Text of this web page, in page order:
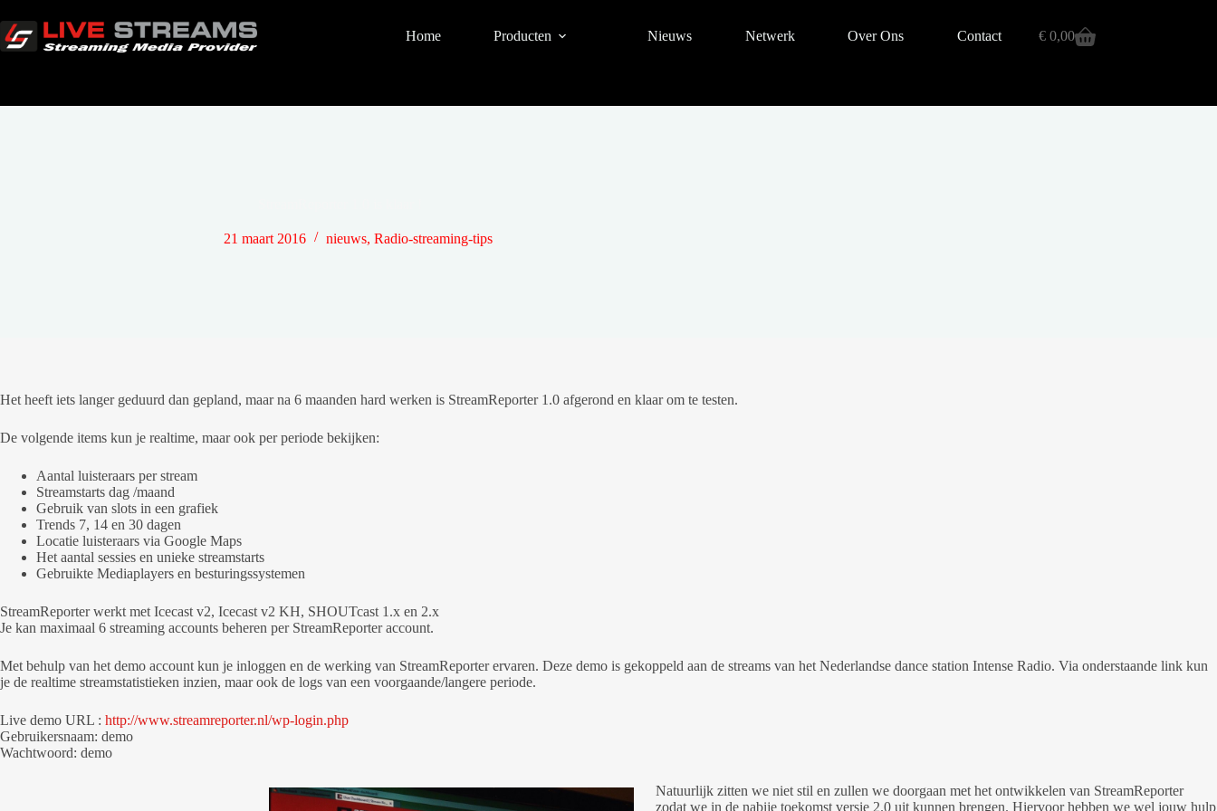
naar
de
inhoud
Home Producten Nieuws Netwerk Over Ons Contact Winkelwagen
€0,00
21 maart 2016 nieuws, Radio-streaming-tips
Het heeft iets langer geduurd dan gepland, maar na 6 maanden hard werken is StreamReporter 1.0 afgerond en klaar om te testen.
De volgende items kun je realtime, maar ook per periode bekijken:
Aantal luisteraars per stream
Streamstarts dag /maand
Gebruik van slots in een grafiek
Trends 7, 14 en 30 dagen
Locatie luisteraars via Google Maps
Het aantal sessies en unieke streamstarts
Gebruikte Mediaplayers en besturingssystemen
StreamReporter werkt met Icecast v2, Icecast v2 KH, SHOUTcast 1.x en 2.x
Je kan maximaal 6 streaming accounts beheren per StreamReporter account.
Met behulp van het demo account kun je inloggen en de werking van StreamReporter ervaren. Deze demo is gekoppeld aan de streams van het Nederlandse dance station Intense Radio. Via onderstaande link kun
je de realtime streamstatistieken inzien, maar ook de logs van een voorgaande/langere periode.
Live demo URL : http://www.streamreporter.nl/wp-login.php
Gebruikersnaam: demo
Wachtwoord: demo
Natuurlijk zitten we niet stil en zullen we doorgaan met het ontwikkelen van StreamReporter
zodat we in de nabije toekomst versie 2.0 uit kunnen brengen. Hiervoor hebben we wel jouw hulp